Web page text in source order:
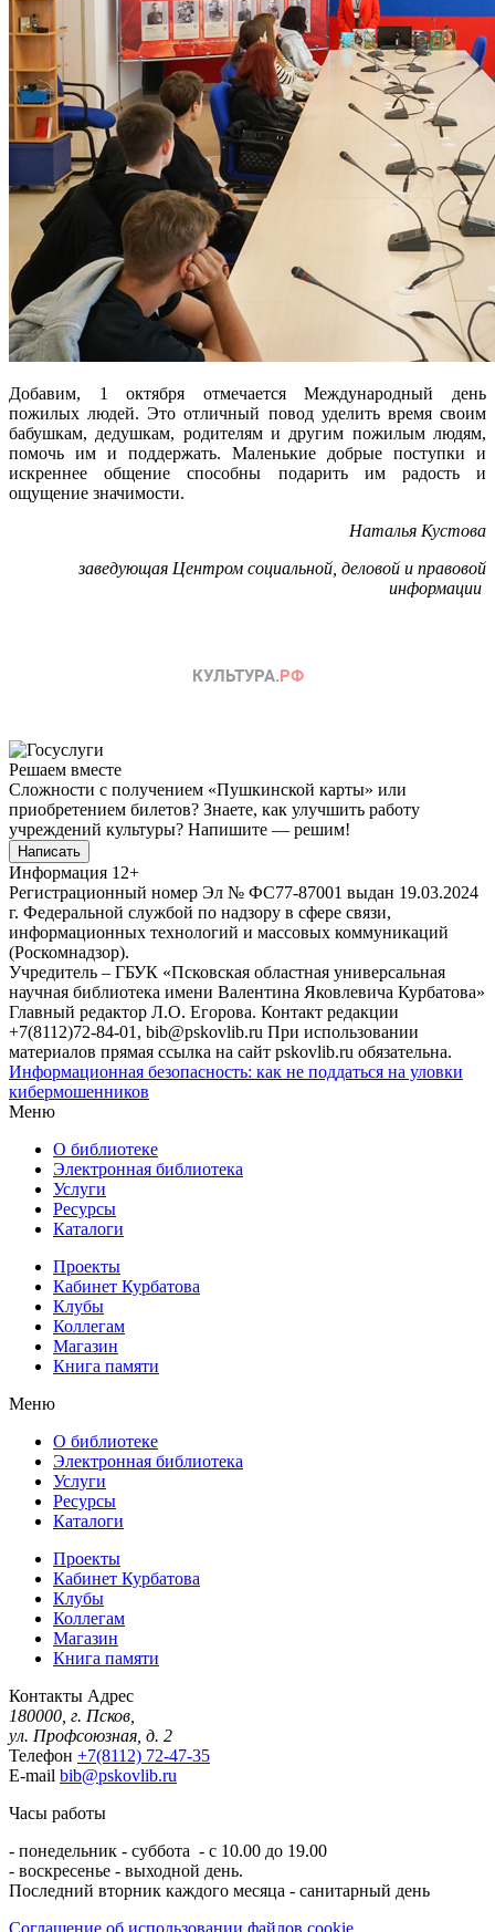
Добавим, 1 октября отмечается Международный день
пожилых людей. Это отличный повод уделить время своим
бабушкам, дедушкам, родителям и другим пожилым людям,
помочь им и поддержать. Маленькие добрые поступки и
искреннее общение способны подарить им радость и
ощущение значимости.
Наталья Кустова
заведующая Центром социальной, деловой и правовой
информации
Решаем вместе
Сложности с получением «Пушкинской карты» или
приобретением билетов? Знаете, как улучшить работу
учреждений культуры? Напишите — решим!
Написать
Информация 12+
Регистрационный номер Эл № ФС77-87001 выдан 19.03.2024
г. Федеральной службой по надзору в сфере связи,
информационных технологий и массовых коммуникаций
(Роскомнадзор).
Учредитель – ГБУК «Псковская областная универсальная
научная библиотека имени Валентина Яковлевича Курбатова»
Главный редактор Л.О. Егорова. Контакт редакции
+7(8112)72-84-01, bib@pskovlib.ru При использовании
материалов прямая ссылка на сайт pskovlib.ru обязательна.
Информационная безопасность: как не поддаться на уловки
кибермошенников
Меню
О библиотеке
Электронная библиотека
Услуги
Ресурсы
Каталоги
Проекты
Кабинет Курбатова
Клубы
Коллегам
Магазин
Книга памяти
Меню
О библиотеке
Электронная библиотека
Услуги
Ресурсы
Каталоги
Проекты
Кабинет Курбатова
Клубы
Коллегам
Магазин
Книга памяти
Контакты Адрес
180000, г. Псков,
ул. Профсоюзная, д. 2
Телефон +7(8112) 72-47-35
E-mail bib@pskovlib.ru
Часы работы
- понедельник - суббота - с 10.00 до 19.00
- воскресенье - выходной день.
Последний вторник каждого месяца - санитарный день
Соглашение об использовании файлов cookie